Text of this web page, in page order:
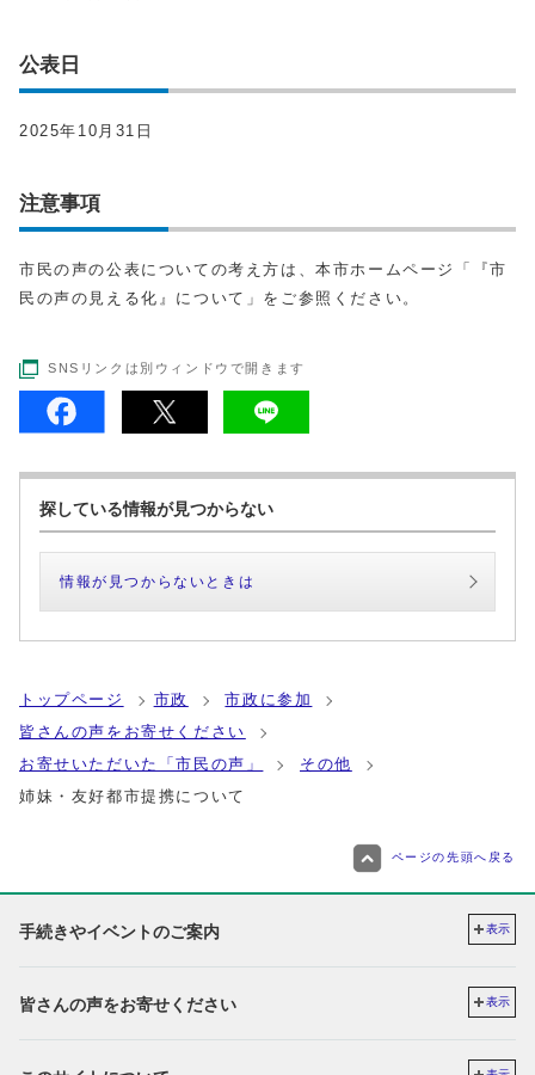
公表日
2025年10月31日
注意事項
市民の声の公表についての考え方は、本市ホームページ「『市
民の声の見える化』について」をご参照ください。
SNSリンクは別ウィンドウで開きます
探している情報が見つからない
情報が見つからないときは
トップページ 市政
市政に参加
皆さんの声をお寄せください
お寄せいただいた「市民の声」
その他
姉妹・友好都市提携について
ページの先頭へ戻る
手続きやイベントのご案内 表示
皆さんの声をお寄せください 表示